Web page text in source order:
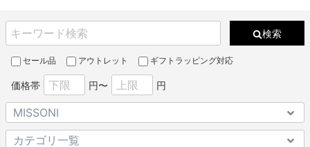
検索
セール品 アウトレット ギフトラッピング対応
価格帯 円〜 円